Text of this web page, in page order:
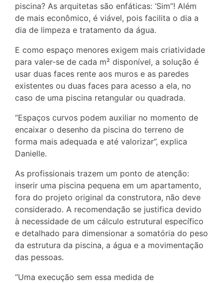
piscina? As arquitetas são enfáticas: ‘Sim”! Além
de mais econômico, é viável, pois facilita o dia a
dia de limpeza e tratamento da água.
E como espaço menores exigem mais criatividade
para valer-se de cada m² disponível, a solução é
usar duas faces rente aos muros e as paredes
existentes ou duas faces para acesso a ela, no
caso de uma piscina retangular ou quadrada.
“Espaços curvos podem auxiliar no momento de
encaixar o desenho da piscina do terreno de
forma mais adequada e até valorizar”, explica
Danielle.
As profissionais trazem um ponto de atenção:
inserir uma piscina pequena em um apartamento,
fora do projeto original da construtora, não deve
considerado. A recomendação se justifica devido
à necessidade de um cálculo estrutural específico
e detalhado para dimensionar a somatória do peso
da estrutura da piscina, a água e a movimentação
das pessoas.
“Uma execução sem essa medida de